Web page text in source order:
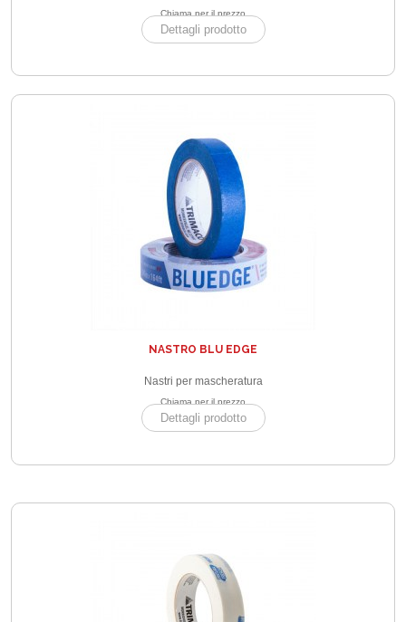
Chiama per il prezzo
Dettagli prodotto
NASTRO BLU EDGE
Nastri per mascheratura
Chiama per il prezzo
Dettagli prodotto